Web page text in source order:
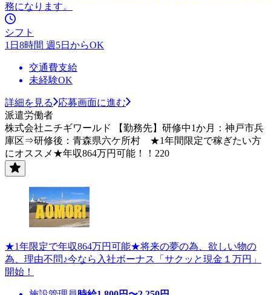
務になります。
シフト
1日8時間 週5日からOK
交通費支給
未経験OK
詳細を見る
応募画面に進む
派遣労働者
株式会社ニチギワールド 【勤務先】研修中1か月：神戸市兵
庫区⇒研修後：青森県六ケ所村 ★1年間限定で稼ぎたい方
にオススメ★年収864万円可能！！220
★1年限定で年収864万円可能★将来の夢の為、欲しい物の
為、理由不問♪今なら入社ボーナス「サクッと現金１万円」
開始！